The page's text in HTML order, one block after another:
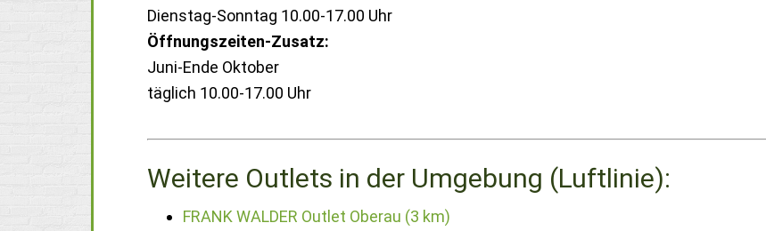
Dienstag-Sonntag 10.00-17.00 Uhr
Öffnungszeiten-Zusatz:
Juni-Ende Oktober
täglich 10.00-17.00 Uhr
Weitere Outlets in der Umgebung (Luftlinie):
FRANK WALDER Outlet Oberau (3 km)